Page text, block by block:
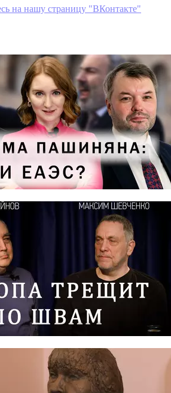
на нашу страницу "ВКонтакте"